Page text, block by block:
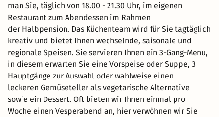
man Sie, täglich von 18.00 - 21.30 Uhr, im eigenen
Restaurant zum Abendessen im Rahmen
der Halbpension. Das Küchenteam wird für Sie tagtäglich
kreativ und bietet Ihnen wechselnde, saisonale und
regionale Speisen. Sie servieren Ihnen ein 3-Gang-Menu,
in diesem erwarten Sie eine Vorspeise oder Suppe, 3
Hauptgänge zur Auswahl oder wahlweise einen
leckeren Gemüseteller als vegetarische Alternative
sowie ein Dessert. Oft bieten wir Ihnen einmal pro
Woche einen Vesperabend an, hier verwöhnen wir Sie